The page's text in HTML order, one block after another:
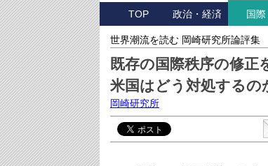
TOP 政治・経済 国際
世界潮流を読む 岡崎研究所論評集
既存の国際秩序の修正
米国はどう対処するの
岡崎研究所